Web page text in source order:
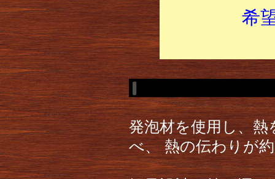
希
発泡材を使用し、
べ、 熱の伝わりが